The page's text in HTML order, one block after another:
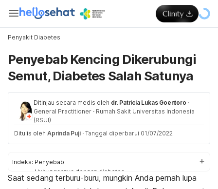
Penyakit Diabetes
Penyebab Kencing Dikerubungi
Semut, Diabetes Salah Satunya
Ditinjau secara medis oleh dr. Patricia Lukas Goentoro ·
General Practitioner · Rumah Sakit Universitas Indonesia
(RSUI)
Ditulis oleh Aprinda Puji · Tanggal diperbarui 01/07/2022
Indeks: Penyebab
Hubungannya dengan diabetes
Gejala diabetes lainnya
Saat sedang terburu-buru, mungkin Anda pernah lupa